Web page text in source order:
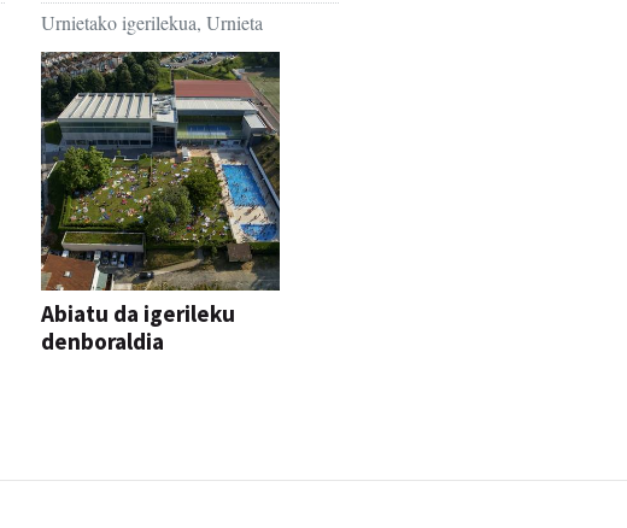
Urnietako igerilekua, Urnieta
Abiatu da igerileku
denboraldia